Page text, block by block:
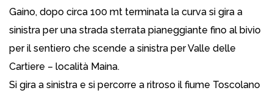
Gaino, dopo circa 100 mt terminata la curva si gira a
sinistra per una strada sterrata pianeggiante fino al bivio
per il sentiero che scende a sinistra per Valle delle
Cartiere – località Maina.
Si gira a sinistra e si percorre a ritroso il fiume Toscolano